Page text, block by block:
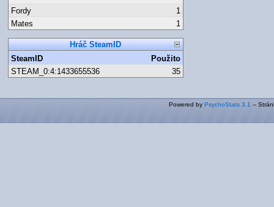
Fordy
1
Mates
1
Hráč SteamID
SteamID
Použito
STEAM_0:4:1433655536
35
Powered by PsychoStats 3.1 --